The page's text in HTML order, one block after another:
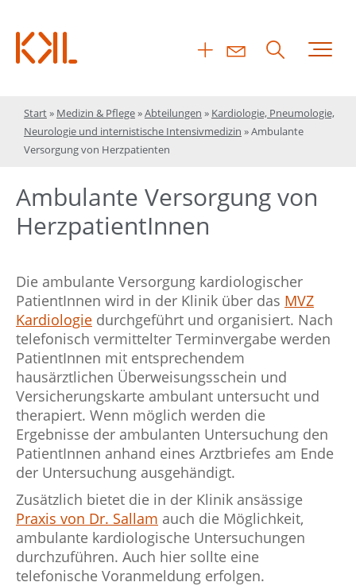
Start» Medizin & Pflege»Abteilungen » Kardiologie, Pneumologie,
Neurologie und internistische Intensivmedizin »Ambulante
Versorgung von Herzpatienten
Ambulante Versorgung von
Herz­patientInnen
Die ambulante Versorgung kardiologischer
PatientInnen wird in der Klinik über das MVZ
Kardiologie durchgeführt und organisiert. Nach
telefonisch vermittelter Terminvergabe werden
PatientInnen mit entsprechendem
hausärztlichen Überweisungsschein und
Versicherungskarte ambulant untersucht und
therapiert. Wenn möglich werden die
Ergebnisse der ambulanten Untersuchung den
PatientInnen anhand eines Arztbriefes am Ende
der Untersuchung ausgehändigt.
Zusätzlich bietet die in der Klinik ansässige
Praxis von Dr. Sallam auch die Möglichkeit,
ambulante kardiologische Untersuchungen
durchzuführen. Auch hier sollte eine
telefonische Voranmeldung erfolgen.